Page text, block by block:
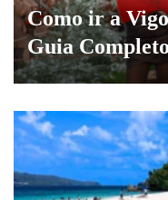
Como ir a
Guia Completo